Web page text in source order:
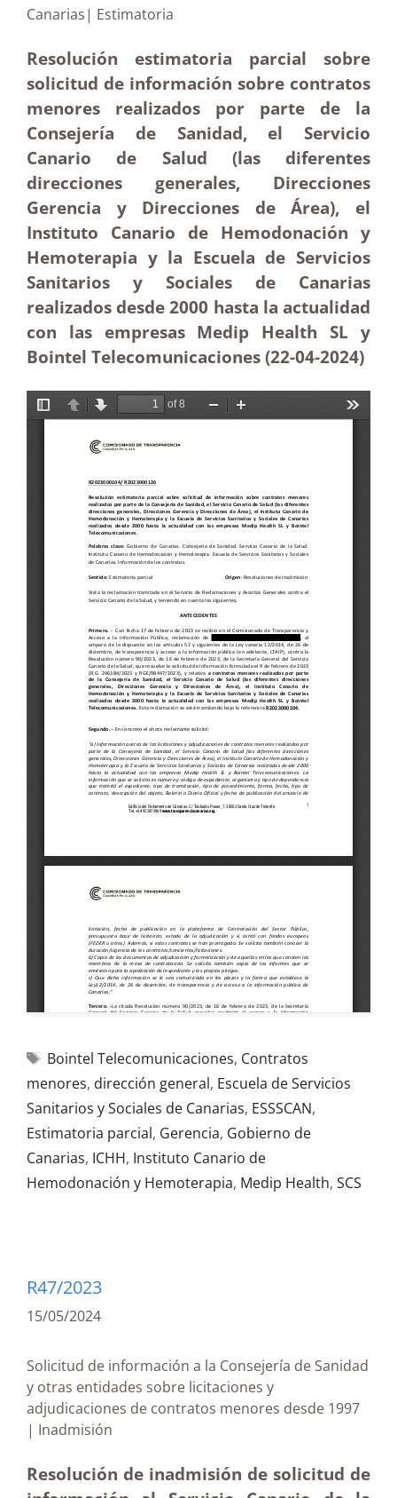
Canarias| Estimatoria
Resolución estimatoria parcial sobre
solicitud de información sobre contratos
menores realizados por parte de la
Consejería de Sanidad, el Servicio
Canario de Salud (las diferentes
direcciones generales, Direcciones
Gerencia y Direcciones de Área), el
Instituto Canario de Hemodonación y
Hemoterapia y la Escuela de Servicios
Sanitarios y Sociales de Canarias
realizados desde 2000 hasta la actualidad
con las empresas Medip Health SL y
Bointel Telecomunicaciones (22-04-2024)
Bointel Telecomunicaciones, Contratos
menores, dirección general, Escuela de Servicios
Sanitarios y Sociales de Canarias, ESSSCAN,
Estimatoria parcial, Gerencia, Gobierno de
Canarias, ICHH, Instituto Canario de
Hemodonación y Hemoterapia, Medip Health, SCS
R47/2023
15/05/2024
Solicitud de información a la Consejería de Sanidad
y otras entidades sobre licitaciones y
adjudicaciones de contratos menores desde 1997
| Inadmisión
Resolución de inadmisión de solicitud de